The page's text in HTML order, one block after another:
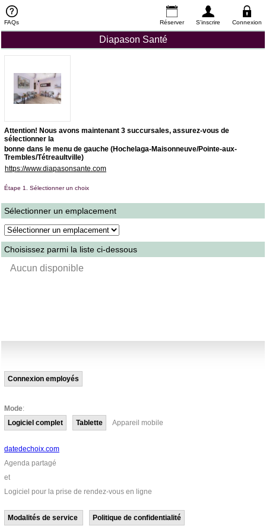
FAQs Connexion
S'inscrire
Réserver
Diapason Santé
Attention! Nous avons maintenant 3 succursales, assurez-vous de
sélectionner la
bonne dans le menu de gauche (Hochelaga-Maisonneuve/Pointe-aux-
Trembles/Tétreaultville)
https://www.diapasonsante.com
Étape 1. Sélectionner un choix
Sélectionner un emplacement
Choisissez parmi la liste ci-dessous
Aucun disponible
Connexion employés
Mode:
Logiciel complet
Tablette Appareil mobile
datedechoix.com
Agenda partagé
et
Logiciel pour la prise de rendez-vous en ligne
Modalités de service Politique de confidentialité